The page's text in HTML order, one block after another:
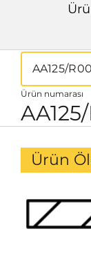
AA125/
Ürün numarası
Ürün